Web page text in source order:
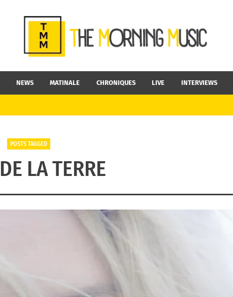
NEWS MATINALE CHRONIQUES LIVE INTERVIEWS
POSTS TAGGED
LA TERRE